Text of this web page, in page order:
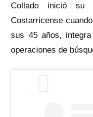
Collado inició
Costarricense
sus 45 años,
operaciones de